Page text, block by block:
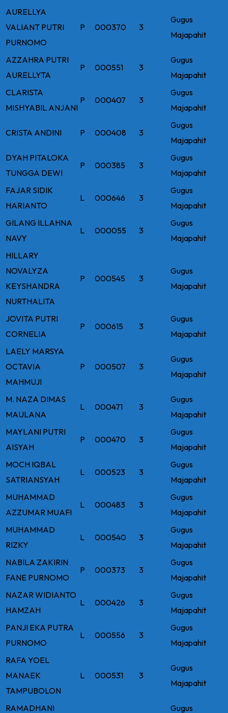
AURELLYA
VALIANT PUTRI
PURNOMO
P 000370 3
Gugus
Majapahit
AZZAHRA PUTRI
AURELLYTA
P 000551 3
Gugus
Majapahit
CLARISTA
MISHYABIL ANJANI
P 000407 3
Gugus
Majapahit
CRISTA ANDINI P 000408 3
Gugus
Majapahit
DYAH PITALOKA
TUNGGA DEWI
P 000385 3
Gugus
Majapahit
FAJAR SIDIK
HARIANTO
L 000646 3
Gugus
Majapahit
GILANG ILLAHNA
NAVY
L 000055 3
Gugus
Majapahit
HILLARY
NOVALYZA
KEYSHANDRA
NURTHALITA
P 000545 3
Gugus
Majapahit
JOVITA PUTRI
CORNELIA
P 000615 3
Gugus
Majapahit
LAELY MARSYA
OCTAVIA
MAHMUJI
P 000507 3
Gugus
Majapahit
M. NAZA DIMAS
MAULANA
L 000471 3
Gugus
Majapahit
MAYLANI PUTRI
AISYAH
P 000470 3
Gugus
Majapahit
MOCH IQBAL
SATRIANSYAH
L 000523 3
Gugus
Majapahit
MUHAMMAD
AZZUMAR MUAFI
L 000483 3
Gugus
Majapahit
MUHAMMAD
RIZKY
L 000540 3
Gugus
Majapahit
NABILA ZAKIRIN
FANE PURNOMO
P 000373 3
Gugus
Majapahit
NAZAR WIDIANTO
HAMZAH
L 000426 3
Gugus
Majapahit
PANJI EKA PUTRA
PURNOMO
L 000556 3
Gugus
Majapahit
RAFA YOEL
MANAEK
TAMPUBOLON
L 000531 3
Gugus
Majapahit
RAMADHANI Gugus